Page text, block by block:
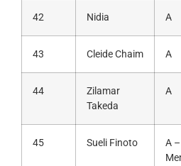
42 Nidia A
43 Cleide Chaim A
44
Zilamar
Takeda
A
45 Sueli Finoto
A –